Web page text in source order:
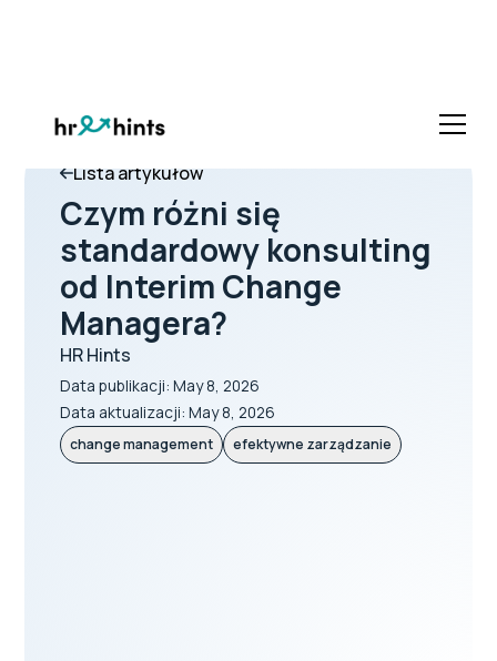
Lista artykułów
Czym różni się
standardowy konsulting
od Interim Change
Managera?
HR Hints
Data publikacji: May 8, 2026
Data aktualizacji: May 8, 2026
change management efektywne zarządzanie